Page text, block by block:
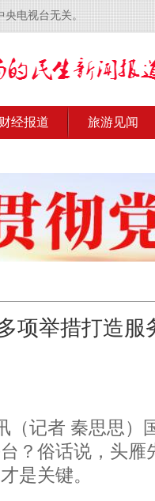
电视台无关。
财经报道 旅游见闻
项举措打造服
（记者 秦思思）
？俗话说，头雁
是关键。